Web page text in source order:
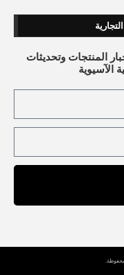
المنتجات وتحديثات
الآسيوية